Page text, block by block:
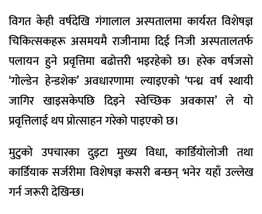
विगत केही वर्षदेखि गंगालाल अस्पतालमा कार्यरत विशेषज्ञ
चिकित्सकहरू असमयमै राजीनामा दिई निजी अस्पतालतर्फ
पलायन हुने प्रवृत्तिमा बढोत्तरी भइरहेको छ। हरेक वर्षजसो
‘गोल्डेन हेन्डशेक’ अवधारणामा ल्याइएको ‘पन्ध्र वर्ष स्थायी
जागिर खाइसकेपछि दिइने स्वेच्छिक अवकास’ ले यो
प्रवृत्तिलाई थप प्रोत्साहन गरेको पाइएको छ।
मुटुको उपचारका दुइटा मुख्य विधा, कार्डियोलोजी तथा
कार्डियाक सर्जरीमा विशेषज्ञ कसरी बन्छन् भनेर यहाँ उल्लेख
गर्न जरूरी देखिन्छ।